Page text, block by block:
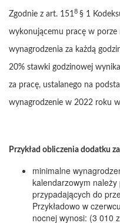
Zgodnie z art. 1518 § 1
wykonującemu pracę w porze
wynagrodzenia za każdą
20% stawki godzinowej
za pracę, ustalanego na
wynagrodzenie w 2022 roku
Przykład obliczenia dodatku
minimalne
kalendarzowym
przypadających do
Przykładowo w
nocnej wynosi: (3 010